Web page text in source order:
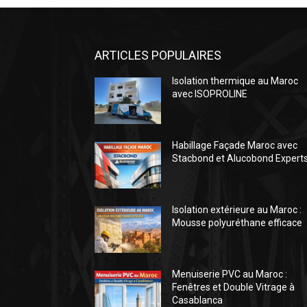
ARTICLES POPULAIRES
Isolation thermique au Maroc
avec ISOPROLINE
Habillage Façade Maroc avec
Stacbond et Alucobond
Isolation extérieure au Maroc :
Mousse polyuréthane efficace
Menuiserie PVC au Maroc :
Fenêtres et Double Vitrage à
Casablanca